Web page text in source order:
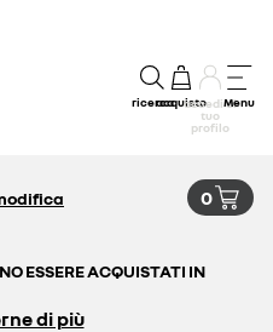
ricercaacquistoaccedi al
tuo
profilo
Menu
0
ESSERE ACQUISTATI IN
di più